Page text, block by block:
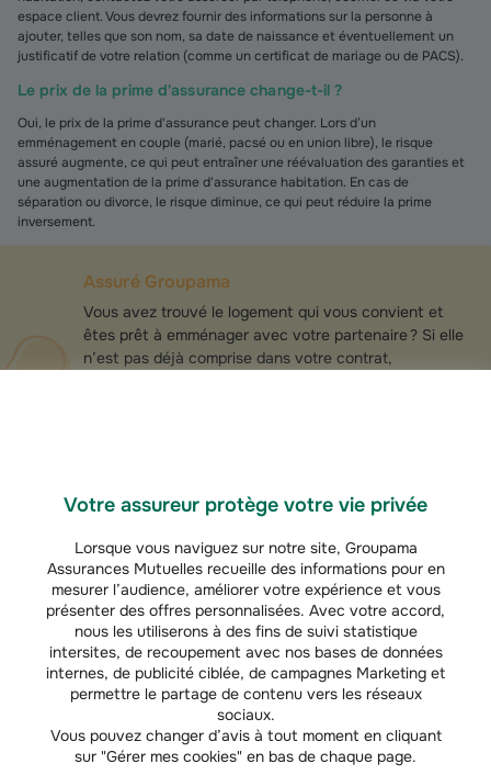
Votre assureur protège votre vie privée
Lorsque vous naviguez sur notre site, Groupama
Assurances Mutuelles recueille des informations pour en
mesurer l’audience, améliorer votre expérience et vous
présenter des offres personnalisées. Avec votre accord,
nous les utiliserons à des fins de suivi statistique
intersites, de recoupement avec nos bases de données
internes, de publicité ciblée, de campagnes Marketing et
permettre le partage de contenu vers les réseaux
sociaux.
Vous pouvez changer d’avis à tout moment en cliquant
sur "Gérer mes cookies" en bas de chaque page.
espace client. Vous devrez fournir des informations sur la personne à
ajouter, telles que son nom, sa date de naissance et éventuellement un
justificatif de votre relation (comme un certificat de mariage ou de PACS).
Le prix de la prime d'assurance change-t-il ?
Oui, le prix de la prime d'assurance peut changer. Lors d’un
emménagement en couple (marié, pacsé ou en union libre), le risque
assuré augmente, ce qui peut entraîner une réévaluation des garanties et
une augmentation de la prime d'assurance habitation. En cas de
séparation ou divorce, le risque diminue, ce qui peut réduire la prime
inversement.
Assuré Groupama
Vous avez trouvé le logement qui vous convient et
êtes prêt à emménager avec votre partenaire ? Si elle
n’est pas déjà comprise dans votre contrat,
Simulez votre
tarif assurance
habitation
gratuitement en
Tarif habitation